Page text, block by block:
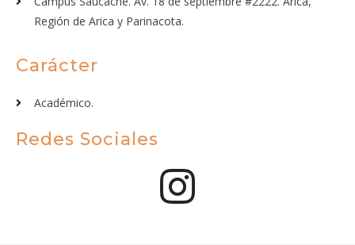
Región de Arica y Parinacota.
Carácter
Académico.
Redes Sociales